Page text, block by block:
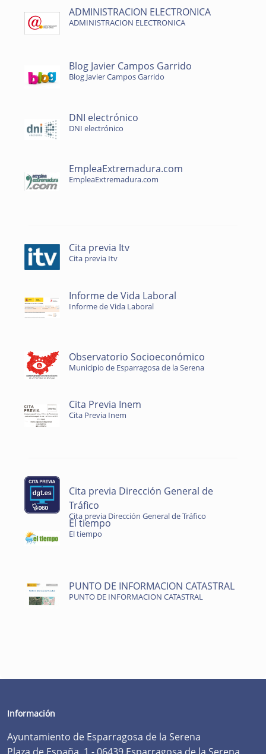
ADMINISTRACION ELECTRONICA
ADMINISTRACION ELECTRONICA
Blog Javier Campos Garrido
Blog Javier Campos Garrido
DNI electrónico
DNI electrónico
EmpleaExtremadura.com
EmpleaExtremadura.com
Cita previa Itv
Cita previa Itv
Informe de Vida Laboral
Informe de Vida Laboral
Observatorio Socioeconómico
Municipio de Esparragosa de la Serena
Cita Previa Inem
Cita Previa Inem
Cita previa Dirección General de
Tráfico
Cita previa Dirección General de Tráfico
El tiempo
El tiempo
PUNTO DE INFORMACION CATASTRAL
PUNTO DE INFORMACION CATASTRAL
Información
Ayuntamiento de Esparragosa de la Serena